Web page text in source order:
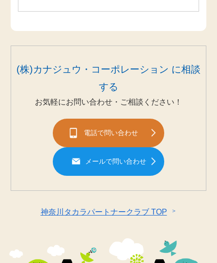
(株)カナジュウ・コーポレーション に相談
する
お気軽にお問い合わせ・ご相談ください！
電話で問い合わせ
メールで問い合わせ
神奈川タカラパートナークラブ TOP ＞